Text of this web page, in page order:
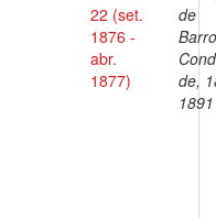
22 (set.
1876 -
abr.
1877)
de
de,
1891